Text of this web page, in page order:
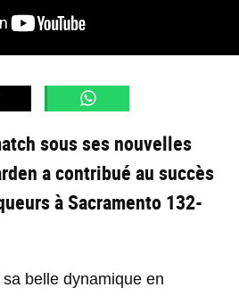
sous ses nouvelles
a contribué au succès
à Sacramento 132-
belle dynamique en